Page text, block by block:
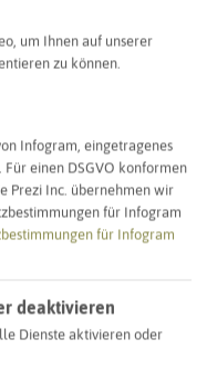
ein
um Ihnen auf unserer
zu können.
Infogram, eingetragenes
einen DSGVO konformen
Prezi Inc. übernehmen wir
für Infogram
für Infogram
deaktivieren
Dienste aktivieren oder